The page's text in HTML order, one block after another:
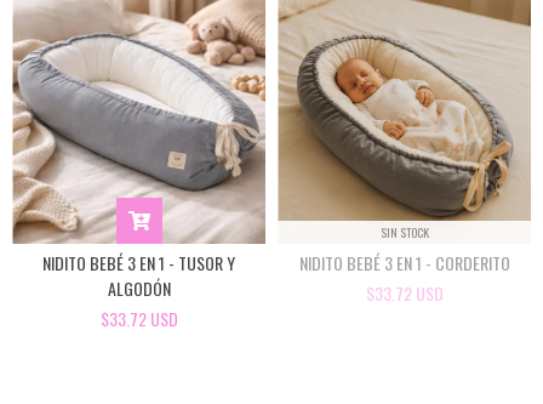
NIDITO BEBÉ 3 EN 1 - TUSOR Y
ALGODÓN
$33.72 USD
SIN STOCK
NIDITO BEBÉ 3 EN 1 - CORDERITO
$33.72 USD